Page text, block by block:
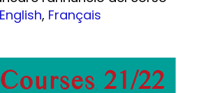
English, Français